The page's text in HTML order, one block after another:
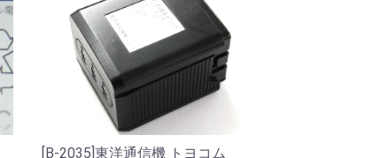
[B-2035]東洋通信機 トヨコム